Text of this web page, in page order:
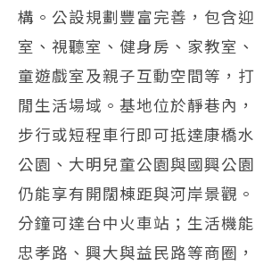
構。公設規劃豐富完善，包含
室、視聽室、健身房、家教室
童遊戲室及親子互動空間等，
閒生活場域。基地位於靜巷內
步行或短程車行即可抵達康橋
公園、大明兒童公園與國興公
仍能享有開闊棟距與河岸景觀
分鐘可達台中火車站；生活機
忠孝路、興大與益民路等商圈